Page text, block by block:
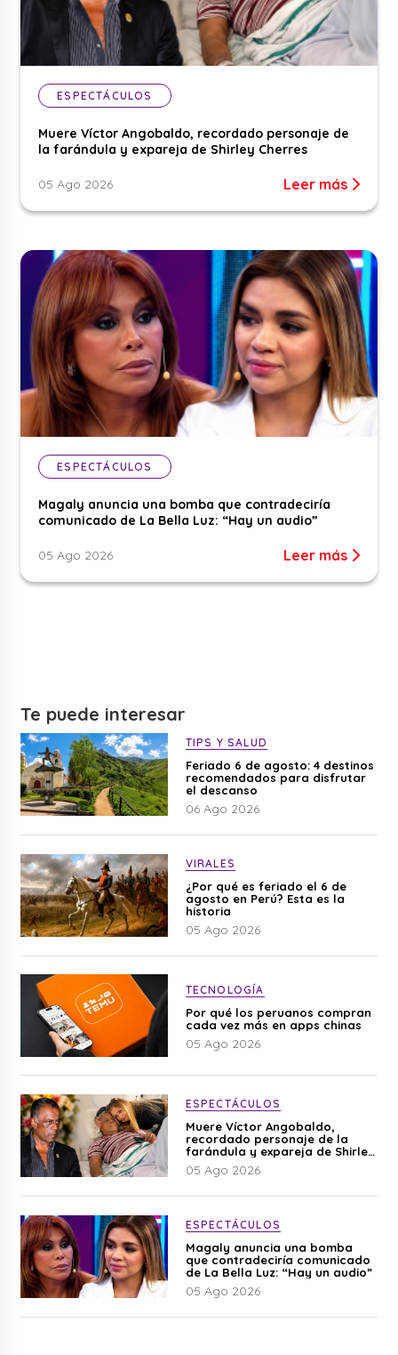
ESPECTÁCULOS
Muere Víctor Angobaldo, recordado personaje de
la farándula y expareja de Shirley Cherres
05 Ago 2026 Leer más
ESPECTÁCULOS
Magaly anuncia una bomba que contradeciría
comunicado de La Bella Luz: “Hay un audio”
05 Ago 2026 Leer más
Te puede interesar
TIPS Y SALUD
Feriado 6 de agosto: 4 destinos
recomendados para disfrutar
el descanso
06 Ago 2026
VIRALES
¿Por qué es feriado el 6 de
agosto en Perú? Esta es la
historia
05 Ago 2026
TECNOLOGÍA
Por qué los peruanos compran
cada vez más en apps chinas
05 Ago 2026
ESPECTÁCULOS
Muere Víctor Angobaldo,
recordado personaje de la
farándula y expareja de Shirley
Cherres
05 Ago 2026
ESPECTÁCULOS
Magaly anuncia una bomba
que contradeciría comunicado
de La Bella Luz: “Hay un audio”
05 Ago 2026